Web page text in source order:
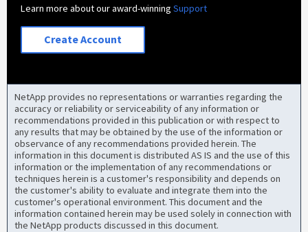
Learn more about our award-winningSupport
Create Account
NetApp provides no representations or warranties regarding the
accuracy or reliability or serviceability of any information or
recommendations provided in this publication or with respect to
any results that may be obtained by the use of the information or
observance of any recommendations provided herein. The
information in this document is distributed AS IS and the use of this
information or the implementation of any recommendations or
techniques herein is a customer's responsibility and depends on
the customer's ability to evaluate and integrate them into the
customer's operational environment. This document and the
information contained herein may be used solely in connection with
the NetApp products discussed in this document.